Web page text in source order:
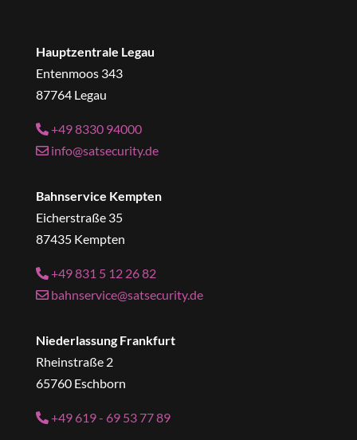
Hauptzentrale Legau
Entenmoos 343
87764 Legau
+49 8330 94000
info@satsecurity.de
Bahnservice Kempten
Eicherstraße 35
87435 Kempten
+49 831 5 12 26 82
bahnservice@satsecurity.de
Niederlassung Frankfurt
Rheinstraße 2
65760 Eschborn
+49 619 - 69 53 77 89